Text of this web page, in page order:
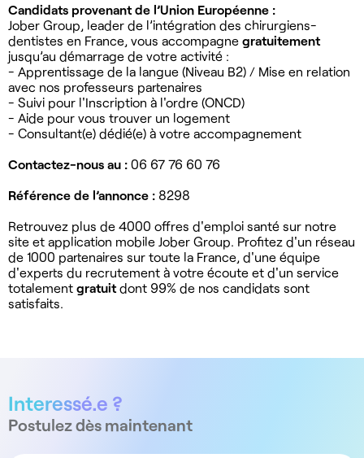
Candidats provenant de l’Union Européenne :
Jober Group, leader de l’intégration des chirurgiens-
dentistes en France, vous accompagne gratuitement
jusqu’au démarrage de votre activité :
- Apprentissage de la langue (Niveau B2) / Mise en relation
avec nos professeurs partenaires
- Suivi pour l'Inscription à l'ordre (ONCD)
- Aide pour vous trouver un logement
- Consultant(e) dédié(e) à votre accompagnement
Contactez-nous au : 06 67 76 60 76
Référence de l’annonce : 8298
Retrouvez plus de 4000 offres d'emploi santé sur notre
site et application mobile Jober Group. Profitez d'un réseau
de 1000 partenaires sur toute la France, d'une équipe
d'experts du recrutement à votre écoute et d'un service
totalement gratuit dont 99% de nos candidats sont
satisfaits.
Interessé.e ?
Postulez dès maintenant